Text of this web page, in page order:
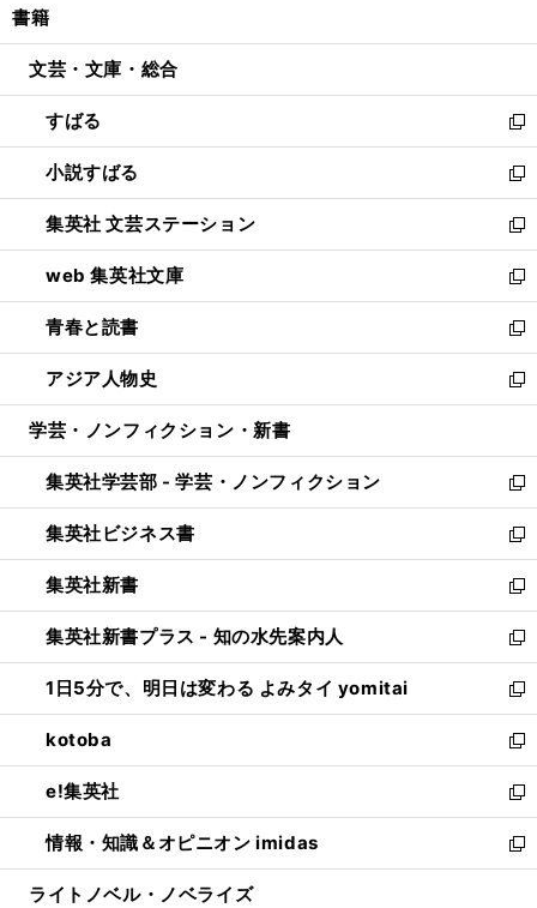
開
ウ
開
く
ン
ウ
で
開
く
ウ
ン
ド
ウ
で
開
く
書籍
文芸・文庫・総合
すばる
新
し
い
ウ
ィ
ン
ド
ウ
で
開
く
小説すばる
新
し
い
ウ
ィ
ン
ド
ウ
で
開
集英社 文芸ステーション
新
し
い
ウ
ィ
ン
ド
ウ
開
く
web 集英社文庫
新
し
い
ウ
ィ
ン
ウ
で
開
く
青春と読書
新
し
い
ウ
ン
ド
ウ
で
開
く
アジア人物史
新
し
ウ
ィ
ン
ド
ウ
で
開
く
学芸・ノンフィクション・新書
集英社学芸部 - 学芸・ノンフィクション
新
し
い
ウ
ィ
ン
ド
ウ
で
開
く
集英社ビジネス書
新
し
い
ウ
ィ
ン
ド
ウ
で
開
く
集英社新書
新
し
い
ウ
ィ
ン
ド
ウ
で
開
く
集英社新書プラス - 知の水先案内人
新
し
い
ウ
ィ
ン
ド
ウ
で
開
1日5分で、明日は変わる よみタイ yomitai
新
し
い
ウ
ィ
ン
ド
ウ
kotoba
新
し
い
ウ
ィ
ン
e!集英社
新
し
い
ウ
情報・知識＆オピニオン imidas
新
し
ライトノベル・ノベライズ